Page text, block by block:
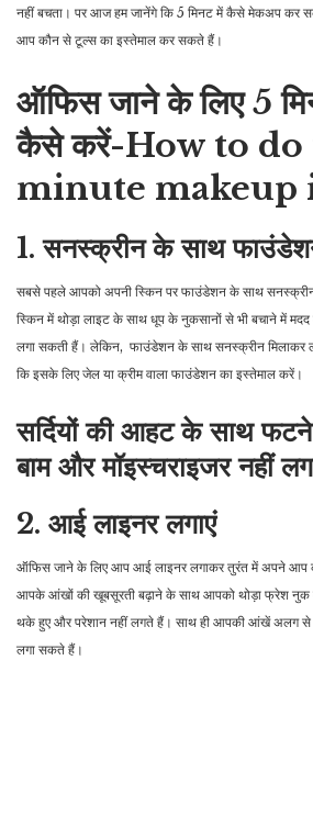
नहीं बचता। पर आज हम जानेंगे कि 5 मिनट में कैसे मेकअप कर
आप कौन से टूल्स का इस्तेमाल कर सकते हैं।
ऑफिस जाने के लिए 5
कैसे करें-How to do
minute makeup
1. सनस्क्रीन के साथ
सबसे पहले आपको अपनी स्किन पर फाउंडेशन के साथ
स्किन में थोड़ा लाइट के साथ धूप के नुकसानों से भी बचाने में मदद
लगा सकती हैं। लेकिन, फाउंडेशन के साथ सनस्क्रीन मिलाकर
कि इसके लिए जेल या क्रीम वाला फाउंडेशन का इस्तेमाल करें।
सर्दियों की आहट के साथ फटने
बाम और मॉइस्चराइजर नहीं
2. आई लाइनर लगाएं
ऑफिस जाने के लिए आप आई लाइनर लगाकर तुरंत में अपने
आपके आंखों की खूबसूरती बढ़ाने के साथ आपको थोड़ा फ्रेश
थके हुए और परेशान नहीं लगते हैं। साथ ही आपकी आंखें अलग
लगा सकते हैं।